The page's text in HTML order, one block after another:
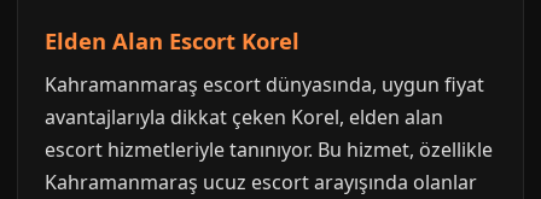
Elden Alan Escort Korel
Kahramanmaraş escort dünyasında, uygun fiyat
avantajlarıyla dikkat çeken Korel, elden alan
escort hizmetleriyle tanınıyor. Bu hizmet, özellikle
Kahramanmaraş ucuz escort arayışında olanlar